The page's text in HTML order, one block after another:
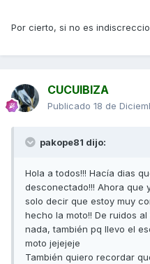
Por cierto, si no es
CUCUIBIZA
Publicado 18 de
pakope81 dijo:
Hola a todos!!! Hacía dias
desconectado!!! Ahora que
solo decir que estoy muy
hecho la moto!! De ruidos
nada, también pq llevo el
moto jejejeje
También quiero recordar